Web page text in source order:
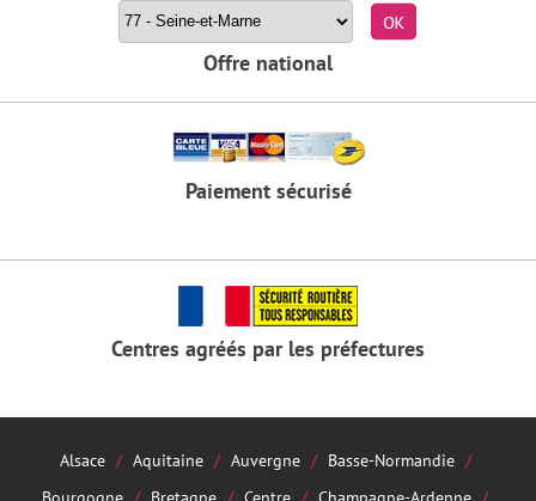
Rechercher un stage par département
Offre national
Paiement sécurisé
Centres agréés par les préfectures
Alsace Aquitaine Auvergne
Basse-Normandie